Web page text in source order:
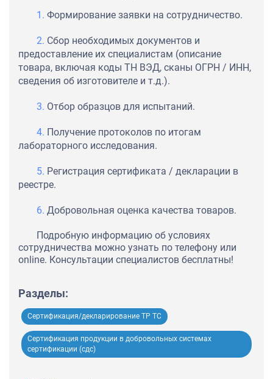
Формирование заявки на сотрудничество.
Сбор необходимых документов и
предоставление их специалистам (описание
товара, включая коды ТН ВЭД, сканы ОГРН / ИНН,
сведения об изготовителе и т.д.).
Отбор образцов для испытаний.
Получение протоколов по итогам
лабораторного исследования.
Регистрация сертификата / декларации в
реестре.
Добровольная оценка качества товаров.
Подробную информацию об условиях
сотрудничества можно узнать по телефону или
online. Консультации специалистов бесплатны!
Разделы:
Сертификация/декларирование ТР ТС
Сертификация продукции в добровольных системах
сертификации (сдс)